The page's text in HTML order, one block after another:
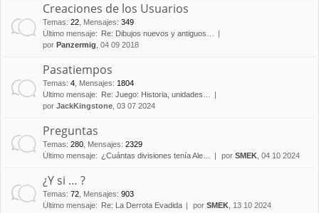
Creaciones de los Usuarios
Temas: 22 Mensajes: 349
Último mensaje:
Re: Dibujos nuevos y antiguos…
por Panzermig , 04 09 2018
Pasatiempos
Temas: 4 Mensajes: 1804
Último mensaje:
Re: Juego: Historia, unidades…
por JackKingstone , 03 07 2024
Preguntas
Temas: 280 Mensajes: 2329
Último mensaje: ¿Cuántas divisiones tenía Ale… por SMEK , 04 10 2024
¿Y si … ?
Temas: 72 Mensajes: 903
Último mensaje:
Re: La Derrota Evadida por SMEK , 13 10 2024